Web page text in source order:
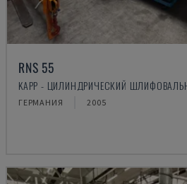
RNS 55
KAPP - ЦИЛИНДРИЧЕСКИЙ
ГЕРМАНИЯ 2005